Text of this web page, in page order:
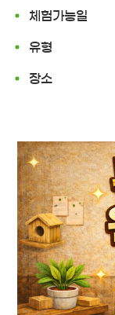
체험가능일
유형
장소